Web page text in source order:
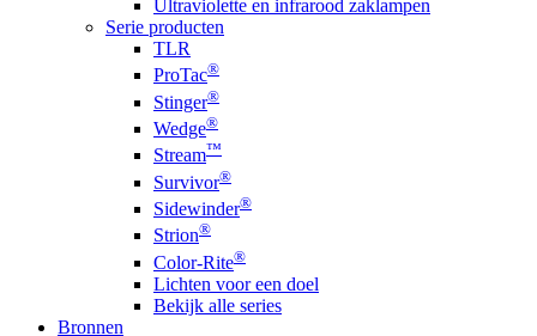
Ultraviolette en infrarood zaklampen
Serie producten
TLR
ProTac®
Stinger®
Wedge®
Stream™
Survivor®
Sidewinder®
Strion®
Color-Rite®
Lichten voor een doel
Bekijk alle series
Bronnen